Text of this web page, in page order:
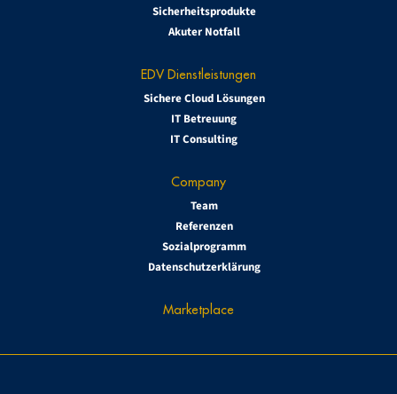
Sicherheitsprodukte
Akuter Notfall
EDV Dienstleistungen
Sichere Cloud Lösungen
IT Betreuung
IT Consulting
Company
Team
Referenzen
Sozialprogramm
Datenschutzerklärung
Marketplace